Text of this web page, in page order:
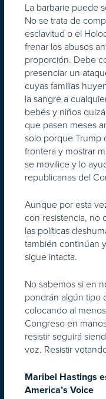
La barbarie puede
No se trata de
esclavitud o el
frenar los abusos
proporción. Debe
presenciar un
cuyas familias
la sangre a
bebés y niños
que pasen meses
solo porque Trump
frontera y mostrar
se movilice y lo
republicanas del
Aunque por esta
con resistencia, no
las políticas
también continúan
sigue intacta.
No sabemos si en
pondrán algún tipo
colocando al
Congreso en
resistir seguirá
voz. Resistir
Maribel Hastings
America’s Voice